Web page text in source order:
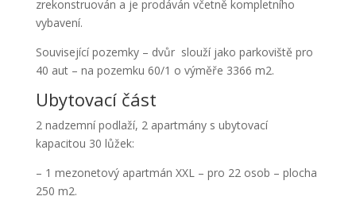
zrekonstruován a je prodáván včetně kompletního
vybavení.
Související pozemky – dvůr slouží jako parkoviště pro
40 aut – na pozemku 60/1 o výměře 3366 m2.
Ubytovací část
2 nadzemní podlaží, 2 apartmány s ubytovací
kapacitou 30 lůžek:
– 1 mezonetový apartmán XXL – pro 22 osob – plocha
250 m2.